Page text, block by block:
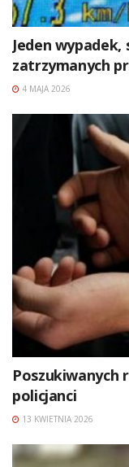
Jeden wypadek,
zatrzymanych
4 MAJA 2026
Poszukiwanych
policjanci
13 KWIETNIA 2026